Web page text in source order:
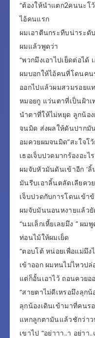
“ต้องให้นำแตก2คนนะโ
ไอ้คนแรก
ผมเอาตีนกระทืบน่าระ
ผมแล้วพูดว่า
“พวกมึงเอาไปเย็ดต่อได้
ผมบอกให้ไอ้คนที่โดนคน
ออกไปแล้วผมสวมรอย
หมอยกู แว่นตาที่เป็นฝ้าเ
นำตาที่ให้ไม่หยุด ลูกน้อ
จนมิด ส่งผลให้ดันปากมั
อมควยผมจนมิด”สะใจโว้
เธอเจ็บปวดมากร้องอะ
ผมจับหัวมันดันเข้าอีก ‘
มันรีบเอาลิ้นตลัดเลียค
เจ็บปวดกับการโดนเข้า
ผมจับมันนอนหงายแล้ว
“นมเล็กเหี้ยเลยมึง ” ผ
ท่อนไม้ให้ผมเย็ด
“ตอบโต้ หน่อยเพื่อแม่มึ
เข้าออก ผมทนไม่ไหวปล่
แต่ก็อั้นเอาไว้ ถอนควยอ
“สายตาไม่ดีเหรอมึงลุกน้
ลุกน้องเดินเข้ามาที่คน
แหกลูกตามันแล้วชักว่า
เขาไป “อย่าาา..า อย่า